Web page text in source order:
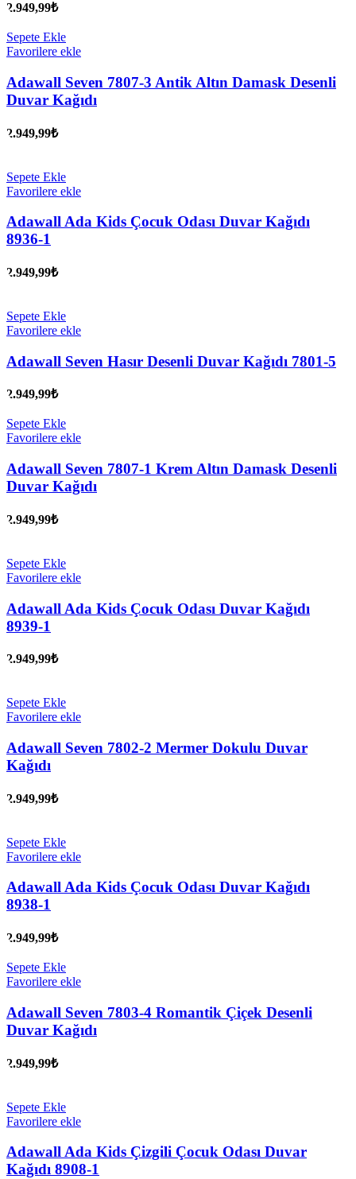
2.949,99₺
Sepete Ekle
Favorilere ekle
Adawall Seven 7807-3 Antik Altın Damask Desenli
Duvar Kağıdı
2.949,99₺
Sepete Ekle
Favorilere ekle
Adawall Ada Kids Çocuk Odası Duvar Kağıdı
8936-1
2.949,99₺
Sepete Ekle
Favorilere ekle
Adawall Seven Hasır Desenli Duvar Kağıdı 7801-5
2.949,99₺
Sepete Ekle
Favorilere ekle
Adawall Seven 7807-1 Krem Altın Damask Desenli
Duvar Kağıdı
2.949,99₺
Sepete Ekle
Favorilere ekle
Adawall Ada Kids Çocuk Odası Duvar Kağıdı
8939-1
2.949,99₺
Sepete Ekle
Favorilere ekle
Adawall Seven 7802-2 Mermer Dokulu Duvar
Kağıdı
2.949,99₺
Sepete Ekle
Favorilere ekle
Adawall Ada Kids Çocuk Odası Duvar Kağıdı
8938-1
2.949,99₺
Sepete Ekle
Favorilere ekle
Adawall Seven 7803-4 Romantik Çiçek Desenli
Duvar Kağıdı
2.949,99₺
Sepete Ekle
Favorilere ekle
Adawall Ada Kids Çizgili Çocuk Odası Duvar
Kağıdı 8908-1